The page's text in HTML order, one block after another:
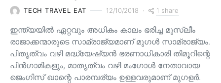
TECH TRAVEL EAT 12/10/2018 1 share
ഇന്ത്യയിൽ ഏറ്റവും അധികം കാലം ഭരിച്ച മുസ്ലീം
രാജാക്കന്മാരുടെ സാമ്രാജ്യമാണ് മുഗൾ സാമ്രാജ്യം.
പിതൃത്വം വഴി മദ്ധ്യേഷ്യൻ ഭരണാധികാരി തിമൂറിന്റെ
പിൻ‌ഗാമികളും, മാതൃത്വം വഴി മംഗോൾ നേതാവായ
ജെംഗിസ് ഖാന്റെ പാരമ്പര്യം ഉള്ളവരുമാണ്‌ മുഗളർ.